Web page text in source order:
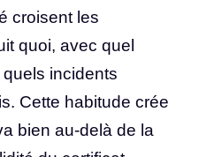
croisent les
quoi, avec quel
incidents
Cette habitude crée
bien au-delà de la